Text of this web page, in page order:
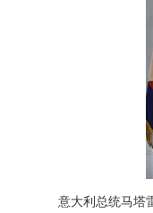
意大利总统马塔